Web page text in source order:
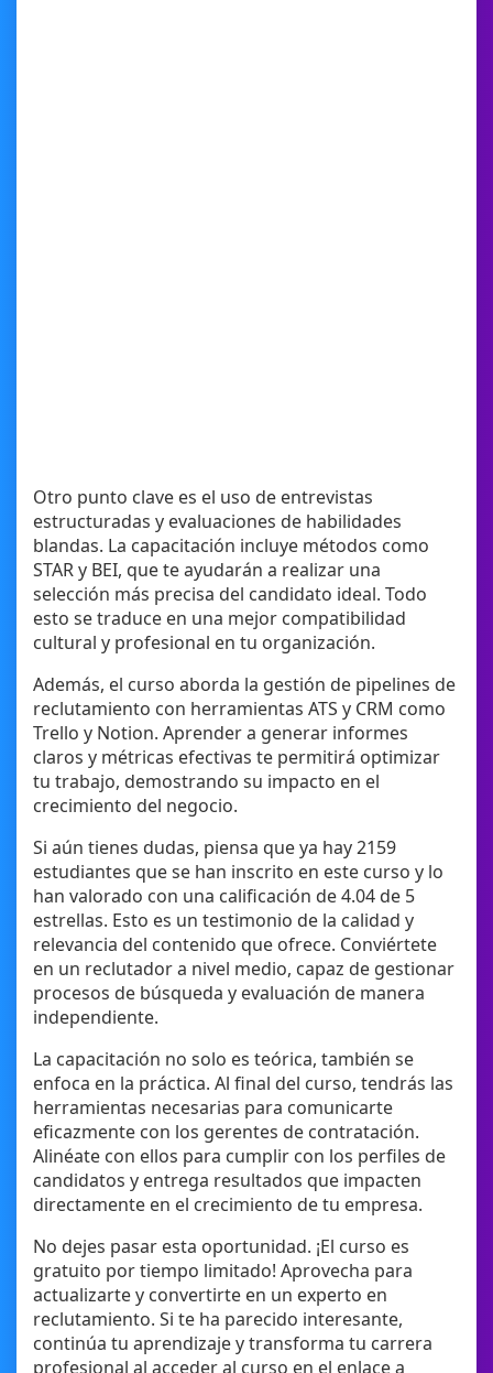
Otro punto clave es el uso de entrevistas
estructuradas y evaluaciones de habilidades
blandas. La capacitación incluye métodos como
STAR y BEI, que te ayudarán a realizar una
selección más precisa del candidato ideal. Todo
esto se traduce en una mejor compatibilidad
cultural y profesional en tu organización.
Además, el curso aborda la gestión de pipelines de
reclutamiento con herramientas ATS y CRM como
Trello y Notion. Aprender a generar informes
claros y métricas efectivas te permitirá optimizar
tu trabajo, demostrando su impacto en el
crecimiento del negocio.
Si aún tienes dudas, piensa que ya hay 2159
estudiantes que se han inscrito en este curso y lo
han valorado con una calificación de 4.04 de 5
estrellas. Esto es un testimonio de la calidad y
relevancia del contenido que ofrece. Conviértete
en un reclutador a nivel medio, capaz de gestionar
procesos de búsqueda y evaluación de manera
independiente.
La capacitación no solo es teórica, también se
enfoca en la práctica. Al final del curso, tendrás las
herramientas necesarias para comunicarte
eficazmente con los gerentes de contratación.
Alinéate con ellos para cumplir con los perfiles de
candidatos y entrega resultados que impacten
directamente en el crecimiento de tu empresa.
No dejes pasar esta oportunidad. ¡El curso es
gratuito por tiempo limitado! Aprovecha para
actualizarte y convertirte en un experto en
reclutamiento. Si te ha parecido interesante,
continúa tu aprendizaje y transforma tu carrera
profesional al acceder al curso en el enlace a